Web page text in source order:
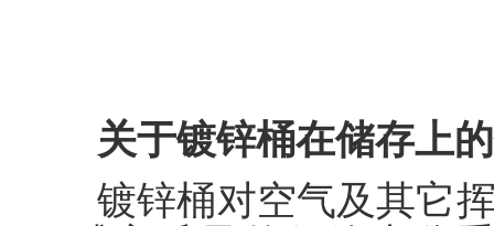
关于镀锌桶在储存上
镀锌桶对空气及其它